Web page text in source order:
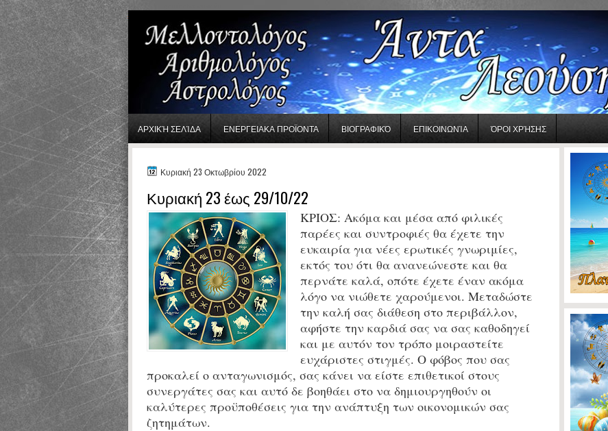
ΑΡΧΙΚΉ ΣΕΛΊΔΑ ΕΝΕΡΓΕΙΑΚΑ ΠΡΟΪΟΝΤΑ ΒΙΟΓΡΑΦΙΚΌ ΕΠΙΚΟΙΝΩΝΊΑ ΌΡΟΙ ΧΡΉΣΗΣ
Κυριακή 23 Οκτωβρίου 2022
Κυριακή 23 έως 29/10/22
ΚΡΙΟΣ: Ακόμα και μέσα από φιλικές
παρέες και συντροφιές θα έχετε την
ευκαιρία για νέες ερωτικές γνωριμίες,
εκτός του ότι θα ανανεώνεστε και θα
περνάτε καλά, οπότε έχετε έναν ακόμα
λόγο να νιώθετε χαρούμενοι. Μεταδώστε
την καλή σας διάθεση στο περιβάλλον,
αφήστε την καρδιά σας να σας καθοδηγεί
και με αυτόν τον τρόπο μοιραστείτε
ευχάριστες στιγμές. Ο φόβος που σας
προκαλεί ο ανταγωνισμός, σας κάνει να είστε επιθετικοί στους
συνεργάτες σας και αυτό δε βοηθάει στο να δημιουργηθούν οι
καλύτερες προϋποθέσεις για την ανάπτυξη των οικονομικών σας
ζητημάτων.